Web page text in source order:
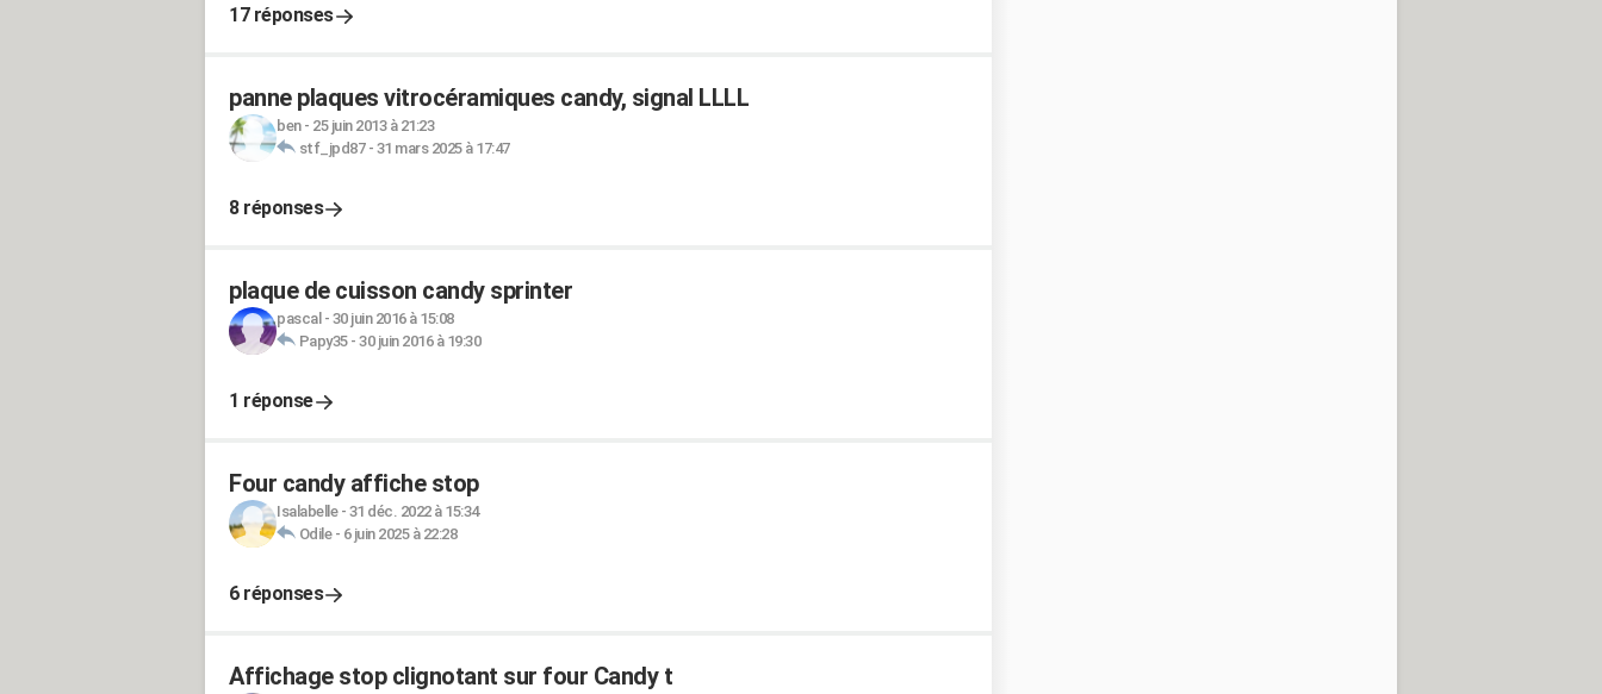
17 réponses
panne plaques vitrocéramiques candy, signal LLLL
ben- 25 juin 2013 à 21:23
stf_jpd87- 31 mars 2025 à 17:47
8 réponses
plaque de cuisson candy sprinter
pascal - 30 juin 2016 à 15:08
Papy35- 30 juin 2016 à 19:30
1 réponse
Four candy affiche stop
Isalabelle- 31 déc. 2022 à 15:34
Odile- 6 juin 2025 à 22:28
6 réponses
Affichage stop clignotant sur four Candy t